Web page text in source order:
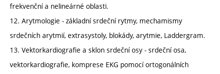
frekvenční a nelineárné oblasti.
12. Arytmologie - základní srdeční rytmy, mechamismy
srdečních arytmií, extrasystoly, blokády, arytmie, Laddergram.
13. Vektorkardiografie a sklon srdeční osy - srdeční osa,
vektorkardiografie, komprese EKG pomocí ortogonálních